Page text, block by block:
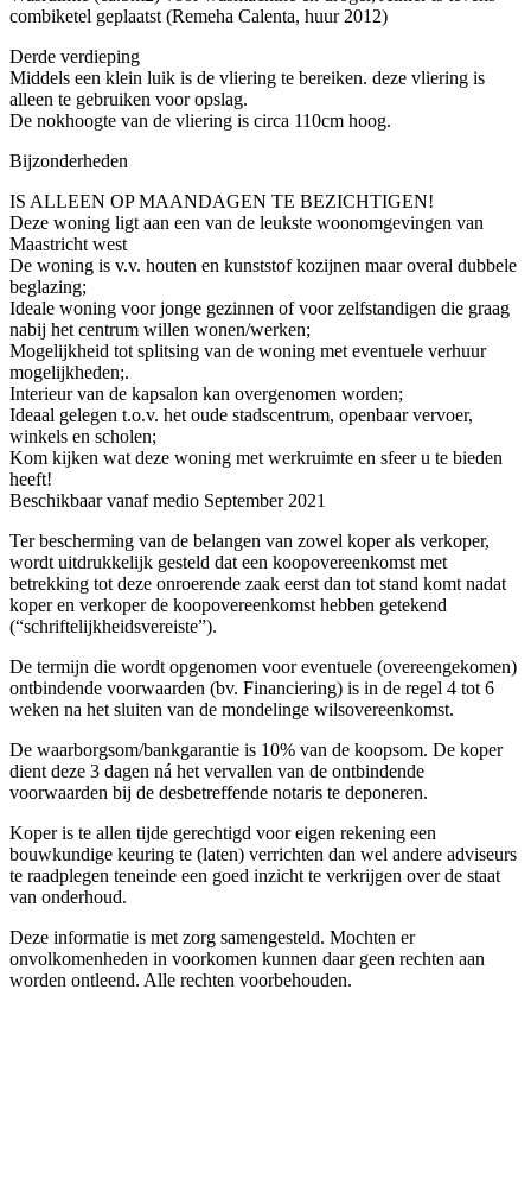
combiketel geplaatst (Remeha Calenta, huur 2012)
Derde verdieping
Middels een klein luik is de vliering te bereiken. deze vliering is
alleen te gebruiken voor opslag.
De nokhoogte van de vliering is circa 110cm hoog.
Bijzonderheden
IS ALLEEN OP MAANDAGEN TE BEZICHTIGEN!
Deze woning ligt aan een van de leukste woonomgevingen van
Maastricht west
De woning is v.v. houten en kunststof kozijnen maar overal dubbele
beglazing;
Ideale woning voor jonge gezinnen of voor zelfstandigen die graag
nabij het centrum willen wonen/werken;
Mogelijkheid tot splitsing van de woning met eventuele verhuur
mogelijkheden;.
Interieur van de kapsalon kan overgenomen worden;
Ideaal gelegen t.o.v. het oude stadscentrum, openbaar vervoer,
winkels en scholen;
Kom kijken wat deze woning met werkruimte en sfeer u te bieden
heeft!
Beschikbaar vanaf medio September 2021
Ter bescherming van de belangen van zowel koper als verkoper,
wordt uitdrukkelijk gesteld dat een koopovereenkomst met
betrekking tot deze onroerende zaak eerst dan tot stand komt nadat
koper en verkoper de koopovereenkomst hebben getekend
(“schriftelijkheidsvereiste”).
De termijn die wordt opgenomen voor eventuele (overeengekomen)
ontbindende voorwaarden (bv. Financiering) is in de regel 4 tot 6
weken na het sluiten van de mondelinge wilsovereenkomst.
De waarborgsom/bankgarantie is 10% van de koopsom. De koper
dient deze 3 dagen ná het vervallen van de ontbindende
voorwaarden bij de desbetreffende notaris te deponeren.
Koper is te allen tijde gerechtigd voor eigen rekening een
bouwkundige keuring te (laten) verrichten dan wel andere adviseurs
te raadplegen teneinde een goed inzicht te verkrijgen over de staat
van onderhoud.
Deze informatie is met zorg samengesteld. Mochten er
onvolkomenheden in voorkomen kunnen daar geen rechten aan
worden ontleend. Alle rechten voorbehouden.